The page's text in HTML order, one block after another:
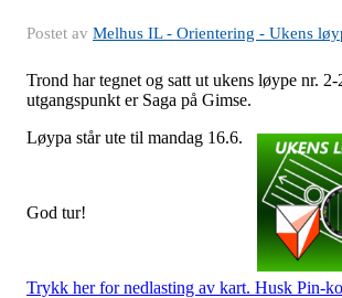
Postet av Melhus IL - Orientering - Ukens
Trond har tegnet og satt ut ukens løype nr.
utgangspunkt er Saga på Gimse.
Løypa står ute til mandag 16.6.
God tur!
Trykk her for nedlasting av kart. Husk Pin-